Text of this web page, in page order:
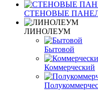
СТЕНОВЫЕ
ЛИНОЛЕУМ
Бытовой
Коммерческий